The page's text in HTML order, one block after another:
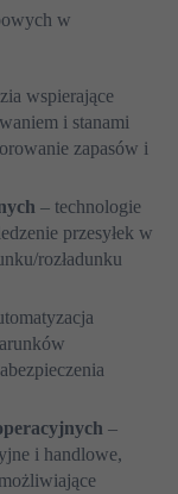
w
wspierające
i stanami
zapasów i
– technologie
przesyłek w
rozładunku
–
i handlowe,